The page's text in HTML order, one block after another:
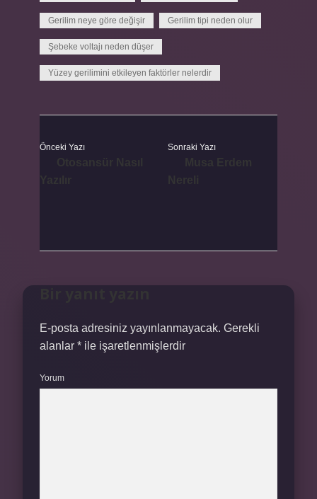
Gerilim neye göre değişir Gerilim tipi neden olur
Şebeke voltajı neden düşer
Yüzey gerilimini etkileyen faktörler nelerdir
Önceki Yazı Sonraki Yazı
E-posta adresiniz yayınlanmayacak. Gerekli
alanlar * ile işaretlenmişlerdir
Yorum